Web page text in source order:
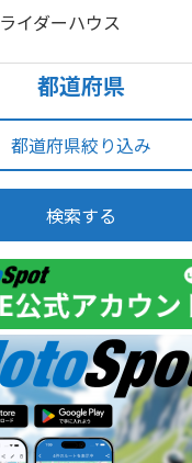
ライダーハウス
都道府県
都道府県絞り込み
検索する